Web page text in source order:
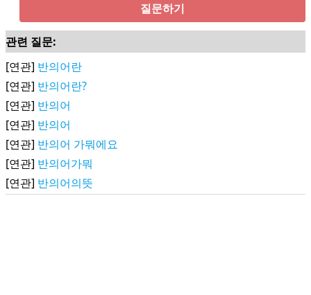
질문하기
관련 질문:
[연관] 반의어란
[연관] 반의어란?
[연관] 반의어
[연관] 반의어
[연관] 반의어 가뭐에요
[연관] 반의어가뭐
[연관] 반의어의뜻